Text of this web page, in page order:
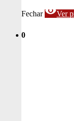
Fechar visibilityVer
0